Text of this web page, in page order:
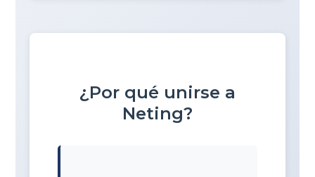
¿Por qué unirse a
Neting?